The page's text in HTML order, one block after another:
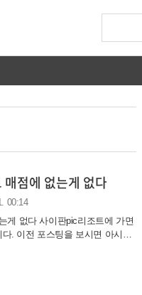
점에 없는게 없다
00:14
게 없다 사이판pic리조트에 가면
. 이전 포스팅을 보시면 아시겠
별로 없죠. 그냥 리조트에서 푹
물놀이하고, 또 밥먹고 운동도하